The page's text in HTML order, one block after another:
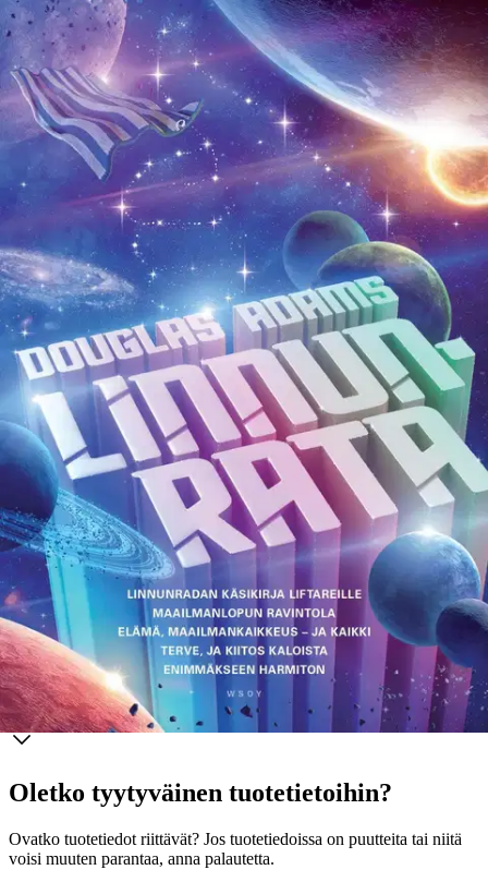
Ei saatavilla
Tuotekuvaus
"Älä hätäile. Maapallo tuhotaan tänään." Onko se lintu? Onko se
lentokone? Onko se science fictionin ehdottomin kulttiklassikko,
räävittömin parodia, vai molempia? Peukalo pystyyn ja Linnunradan
laitaan! Kovakantinen laitos kerää yhteen scifiklassikko Linnunrata-
trilogian kaikki viisi osaa epäonnisesta alusta surulliseen loppuun
saakka, kun Arthur Dent, Ford Prefect ja muut tutut ja tuntemattomat
hahmot seikkailevat pyyhe mukanaan pitkin galakseja.Tämä teos on
hauskempi kuin Psyko, jännittävämpi kuin veroilmoituksen
täyttöopas, lyhyempi kuin Sota ja rauha! Sisältää teokset
Linnunradan käsikirja liftareille, Maailmanlopun ravintola, Elämä,
maailmankaikkeus – ja kaikki, Enimmäkseen harmiton ja Terve, ja
kiitos kaloista. Douglas Adams (1952–2001) oli tieteiskirjallisuuden
ja brittiläisen, mustaakin kuivemman huumorin kärkinimiä. Hän loi
Linnunradan käsikirjan ensin BBC:n kuunnelmaksi ja muokkasi
siitä myöhemmin romaanisarjan, josta on nähty myös dramatisointi
poikineen. Adams oli innokas tietokoneharrastaja ja vähemmän
innokas kirjoittaja: legenda kertoo hänen lukittautuneen kolmeksi
viikoksi hotellihuoneeseen kustannustoimittajansa kanssa
saadakseen Linnunradan neljännen osan Terve, ja kiitos kaloista
valmiiksi. Adamsin kirjallinen perintö näkyy lukuisten nykypäivän
fantasia- ja science fiction -kirjailijoiden tyylissä.
Näytä lisää tuotekuvausta
Ominaisuudet
Oletko tyytyväinen tuotetietoihin?
Ovatko tuotetiedot riittävät? Jos tuotetiedoissa on puutteita tai niitä
voisi muuten parantaa, anna palautetta.